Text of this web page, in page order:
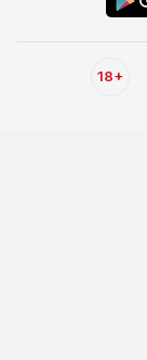
18+